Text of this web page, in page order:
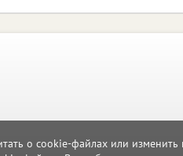
о cookie-файлах или изменить